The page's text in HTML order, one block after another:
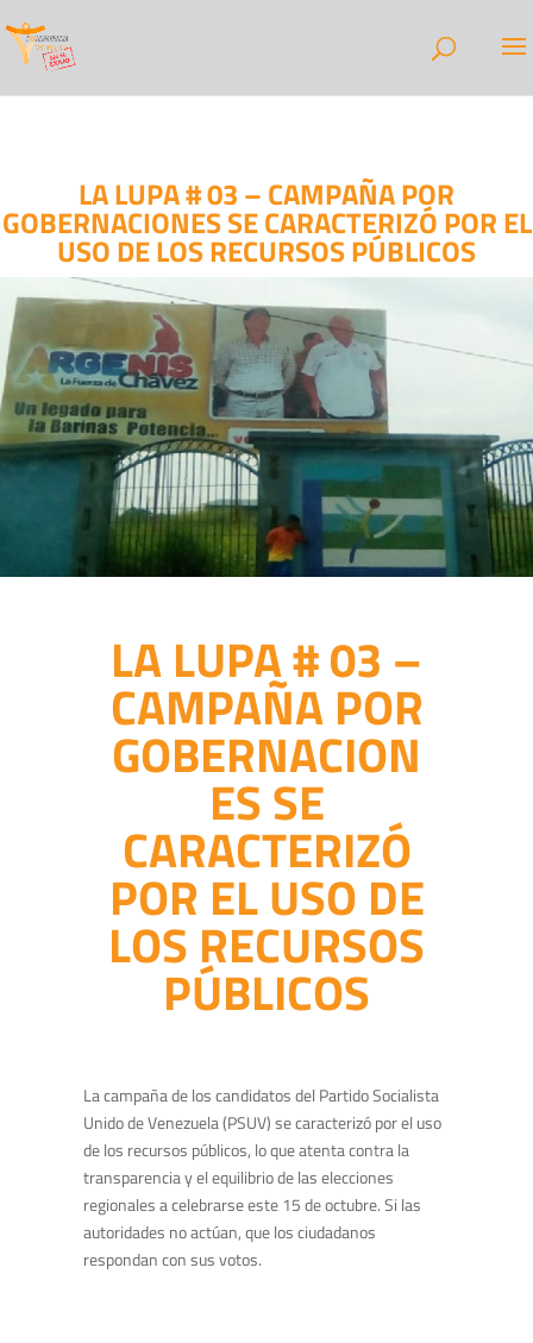
LA LUPA # 03 – CAMPAÑA POR
GOBERNACIONES SE CARACTERIZÓ POR EL
USO DE LOS RECURSOS PÚBLICOS
LA LUPA # 03 –
CAMPAÑA POR
GOBERNACION
ES SE
CARACTERIZÓ
POR EL USO DE
LOS RECURSOS
PÚBLICOS
La campaña de los candidatos del Partido Socialista
Unido de Venezuela (PSUV) se caracterizó por el uso
de los recursos públicos, lo que atenta contra la
transparencia y el equilibrio de las elecciones
regionales a celebrarse este 15 de octubre. Si las
autoridades no actúan, que los ciudadanos
respondan con sus votos.